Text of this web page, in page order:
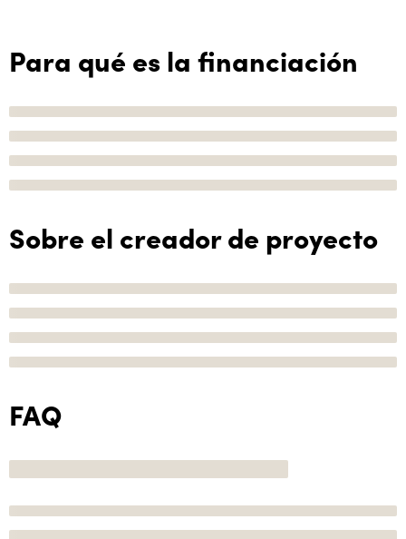
Para qué es la financiación
Sobre el creador de proyecto
FAQ